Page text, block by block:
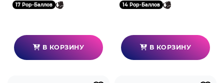
17 Pop-Баллов
В КОРЗИНУ
14 Pop-Баллов
В КОРЗИНУ